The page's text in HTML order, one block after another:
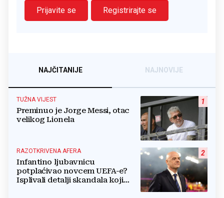
Prijavite se
Registrirajte se
NAJČITANIJE NAJNOVIJE
1
TUŽNA VIJEST
Preminuo je Jorge Messi, otac
velikog Lionela
2
RAZOTKRIVENA AFERA
Infantino ljubavnicu
potplaćivao novcem UEFA-e?
Isplivali detalji skandala koji